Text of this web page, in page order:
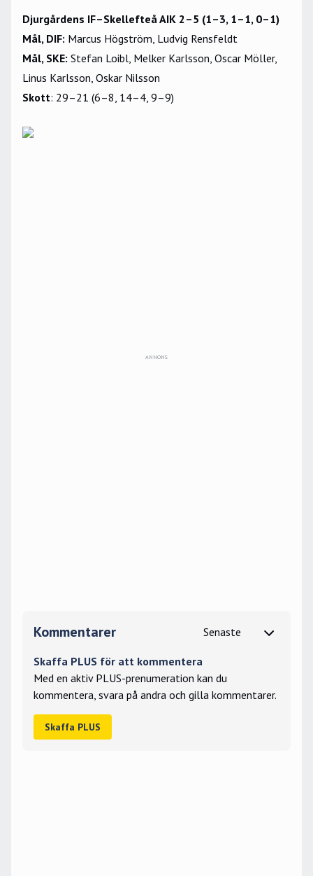
Djurgårdens IF–Skellefteå AIK 2–5 (1–3, 1–1, 0–1)
Mål, DIF: Marcus Högström, Ludvig Rensfeldt
Mål, SKE: Stefan Loibl, Melker Karlsson, Oscar Möller,
Linus Karlsson, Oskar Nilsson
Skott: 29–21 (6–8, 14–4, 9–9)
Kommentarer
Skaffa PLUS för att kommentera
Med en aktiv PLUS-prenumeration kan du
kommentera, svara på andra och gilla kommentarer.
Skaffa PLUS